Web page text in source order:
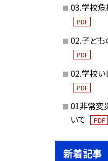
03.学校危
PDF
02.子ども
PDF
02.学校
PDF
01非常変
いて
PDF
新着記事